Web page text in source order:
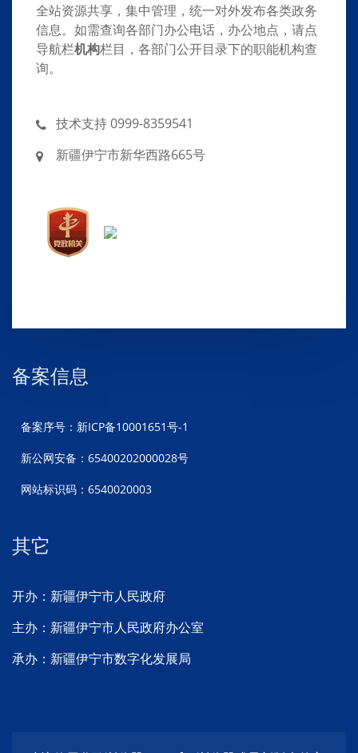
全站资源共享，集中管理，统一对外发布各类政务
信息。如需查询各部门办公电话，办公地点，请点
导航栏机构栏目，各部门公开目录下的职能机构查
询。
技术支持 0999-8359541
新疆伊宁市新华西路665号
备案信息
备案序号：新ICP备10001651号-1
新公网安备：65400202000028号
网站标识码：6540020003
其它
开办：新疆伊宁市人民政府
主办：新疆伊宁市人民政府办公室
承办：新疆伊宁市数字化发展局